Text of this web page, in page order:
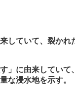
していて、裂かれ
」に由来していて
な浸水地を示す。